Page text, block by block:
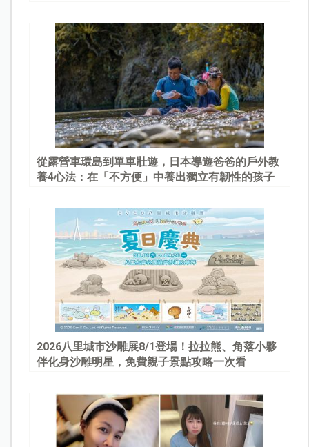
從露營車環島到單車壯遊，日本導遊爸爸的戶外教
養4心法：在「不方便」中養出獨立有韌性的孩子
2026八里城市沙雕展8/1登場！拉拉熊、角落小夥
伴化身沙雕明星，免費親子景點攻略一次看